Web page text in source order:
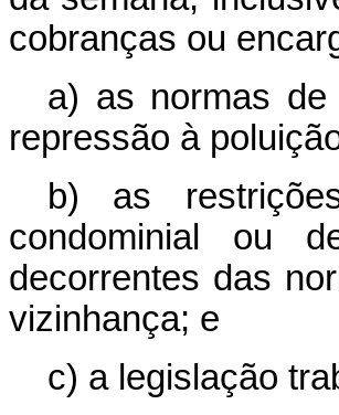
cobranças ou
a) as normas de
repressão à
b) as
condominial ou
decorrentes das
vizinhança; e
c) a legislação